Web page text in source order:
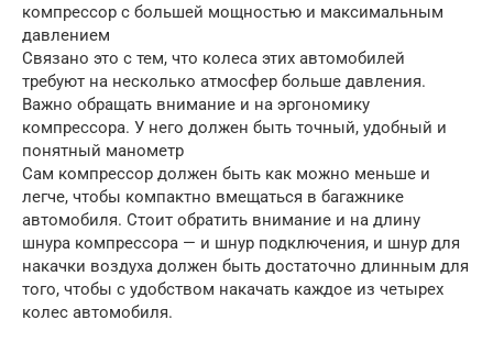
компрессор с большей мощностью и максимальным
давлением
Связано это с тем, что колеса этих автомобилей
требуют на несколько атмосфер больше давления.
Важно обращать внимание и на эргономику
компрессора. У него должен быть точный, удобный и
понятный манометр
Сам компрессор должен быть как можно меньше и
легче, чтобы компактно вмещаться в багажнике
автомобиля. Стоит обратить внимание и на длину
шнура компрессора — и шнур подключения, и шнур для
накачки воздуха должен быть достаточно длинным для
того, чтобы с удобством накачать каждое из четырех
колес автомобиля.